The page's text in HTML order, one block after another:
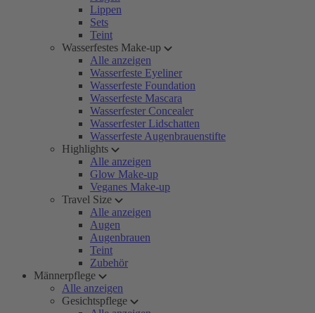
Lippen
Sets
Teint
Wasserfestes Make-up
Alle anzeigen
Wasserfeste Eyeliner
Wasserfeste Foundation
Wasserfeste Mascara
Wasserfester Concealer
Wasserfester Lidschatten
Wasserfeste Augenbrauenstifte
Highlights
Alle anzeigen
Glow Make-up
Veganes Make-up
Travel Size
Alle anzeigen
Augen
Augenbrauen
Teint
Zubehör
Männerpflege
Alle anzeigen
Gesichtspflege